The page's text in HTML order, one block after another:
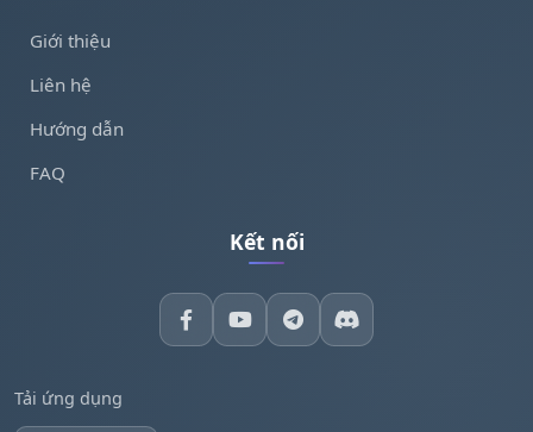
Giới thiệu
Liên hệ
Hướng dẫn
FAQ
Kết nối
Tải ứng dụng